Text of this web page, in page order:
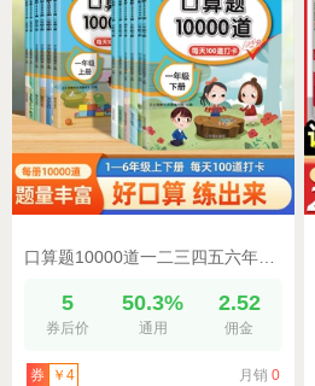
5
券后价
50.3%
通用
2.52
佣金
券 ￥4 月销 0